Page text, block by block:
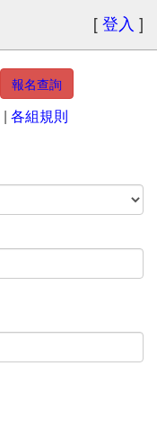
[登入 ]
報名查詢
| 各組規則